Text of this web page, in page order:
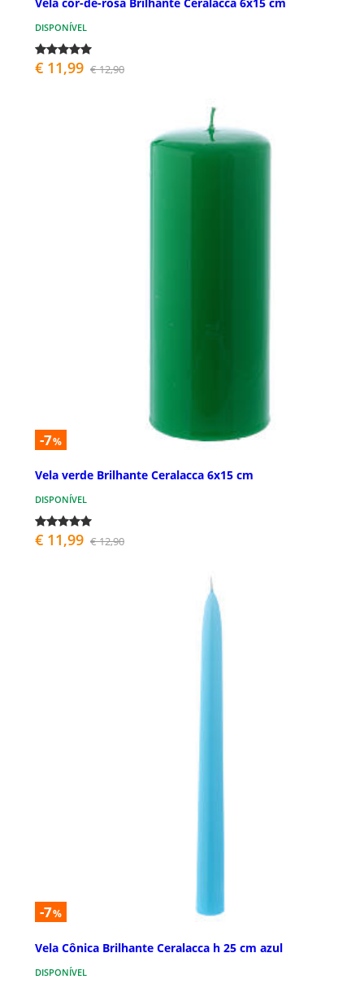
DISPONÍVEL
€ 11,99 € 12,90
-7%
Vela verde Brilhante Ceralacca 6x15 cm
DISPONÍVEL
€ 11,99 € 12,90
-7%
Vela Cônica Brilhante Ceralacca h 25 cm azul
DISPONÍVEL